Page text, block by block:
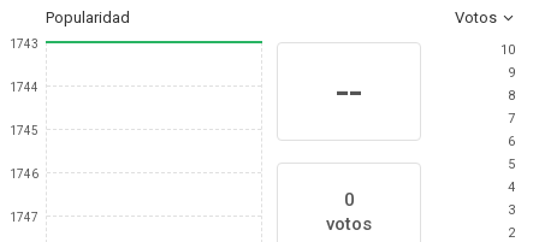
Popularidad Votos
1743
1744
1745
1746
1747
--
0
votos
10
9
8
7
6
5
4
3
2